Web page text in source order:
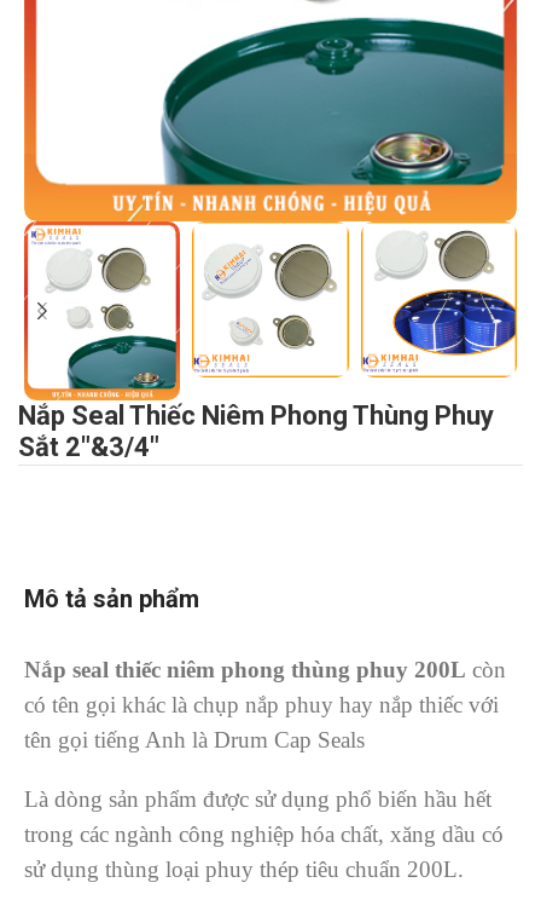
Nắp Seal Thiếc Niêm Phong Thùng Phuy
Sắt 2″&3/4″
Mô tả sản phẩm
Nắp seal thiếc niêm phong thùng phuy 200L còn
có tên gọi khác là chụp nắp phuy hay nắp thiếc với
tên gọi tiếng Anh là Drum Cap Seals
Là dòng sản phẩm được sử dụng phổ biến hầu hết
trong các ngành công nghiệp hóa chất, xăng dầu có
sử dụng thùng loại phuy thép tiêu chuẩn 200L.